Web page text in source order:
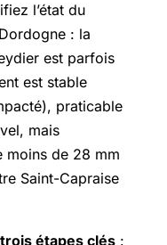
l’état du
: la
est parfois
est stable
praticable
mais
moins de 28 mm
Saint-Capraise
étapes clés :